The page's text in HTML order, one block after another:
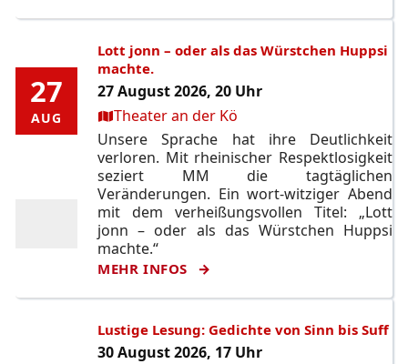
27
AUG
27
AUG
Lott jonn – oder als das Würstchen Huppsi
machte.
27 August 2026, 20 Uhr
Ort:Theater an der Kö
Unsere Sprache hat ihre Deutlichkeit
verloren. Mit rheinischer Respektlosigkeit
seziert MM die tagtäglichen
Veränderungen. Ein wort-witziger Abend
mit dem verheißungsvollen Titel: „Lott
jonn – oder als das Würstchen Huppsi
machte.“
MEHR INFOS
Lustige Lesung: Gedichte von Sinn bis Suff
30 August 2026, 17 Uhr